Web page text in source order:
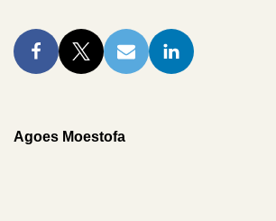
Agoes Moestofa